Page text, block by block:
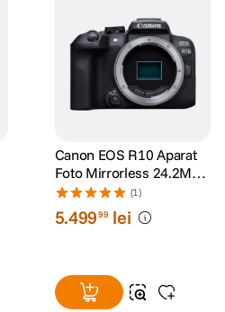
Canon EOS R10 Aparat
Foto Mirrorless 24.2MP
Body
(1)
5.49999 lei